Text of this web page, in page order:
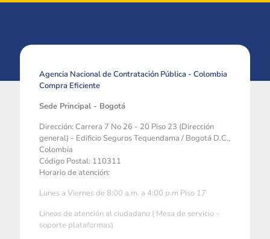
Agencia Nacional de Contratación Pública - Colombia
Compra Eficiente
Sede Principal - Bogotá
Dirección: Carrera 7 No 26 - 20 Piso 23 (Dirección
general) - Edificio Seguros Tequendama / Bogotá D.C.,
Colombia
Código Postal: 110311
Horario de atención:
Lunes a Viernes de 8:00 a.m. a 4:00 p.m Piso 17
Líneas de atención al ciudadano ( Mesa de servicio -
soporte plataformas)